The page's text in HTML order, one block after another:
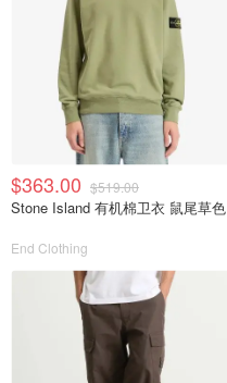
$363.00 $519.00
Stone Island 有机棉卫衣 鼠尾草色
End Clothing